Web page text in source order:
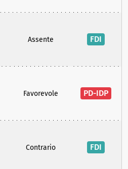
Assente FDI
Favorevole PD-IDP
Contrario FDI